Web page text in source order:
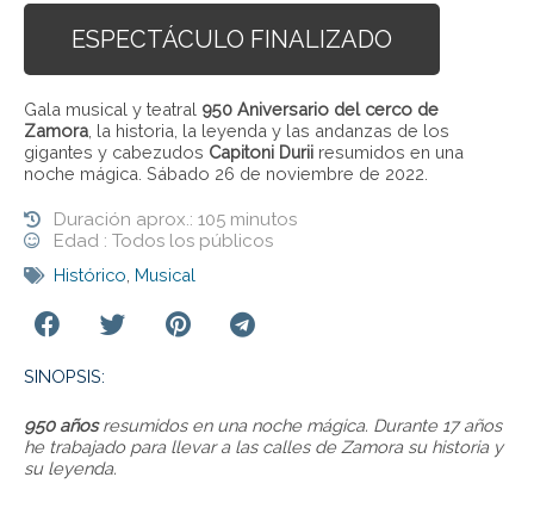
ESPECTÁCULO FINALIZADO
Gala musical y teatral 950 Aniversario del cerco de
Zamora , la historia, la leyenda y las andanzas de los
gigantes y cabezudos Capitoni Durii resumidos en una
noche mágica. Sábado 26 de noviembre de 2022.
Duración aprox.: 105 minutos
Edad : Todos los públicos
Histórico Musical
SINOPSIS:
950 añosresumidos en una noche mágica. Durante 17 años
he trabajado para llevar a las calles de Zamora su historia y
su leyenda.